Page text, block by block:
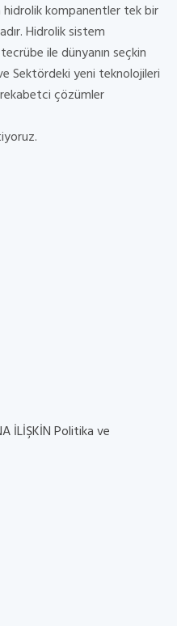
hidrolik kompanentler tek bir
Hidrolik sistem
ile dünyanın seçkin
Sektördeki yeni teknolojileri
çözümler
İLİŞKİN Politika ve